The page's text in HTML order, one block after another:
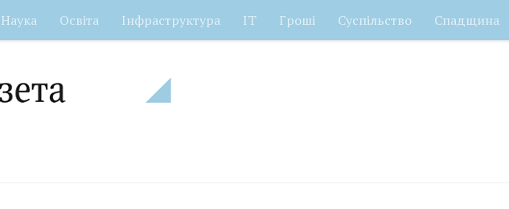
Наука Освіта Інфраструктура ІТ Гроші Суспільство Спадщина